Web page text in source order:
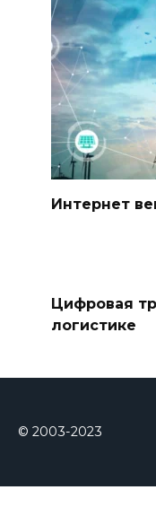
Интернет
Цифровая
логистике
© 2003-2023